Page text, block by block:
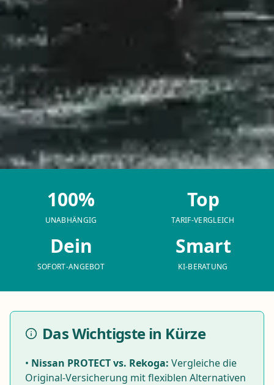
100%
UNABHÄNGIG
Top
TARIF-VERGLEICH
Dein
SOFORT-ANGEBOT
Smart
KI-BERATUNG
Das Wichtigste in Kürze
• Nissan PROTECT vs. Rekoga: Vergleiche die
Original-Versicherung mit flexiblen Alternativen